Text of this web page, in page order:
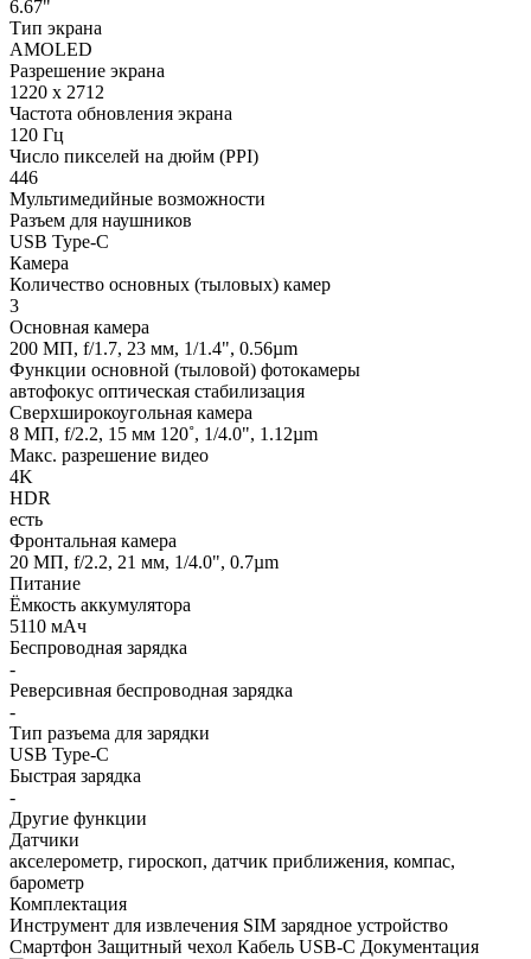
6.67"
Тип экрана
AMOLED
Разрешение экрана
1220 x 2712
Частота обновления экрана
120 Гц
Число пикселей на дюйм (PPI)
446
Мультимедийные возможности
Разъем для наушников
USB Type-C
Камера
Количество основных (тыловых) камер
3
Основная камера
200 МП, f/1.7, 23 мм, 1/1.4", 0.56µm
Функции основной (тыловой) фотокамеры
автофокус оптическая стабилизация
Сверхширокоугольная камера
8 МП, f/2.2, 15 мм 120˚, 1/4.0", 1.12µm
Макс. разрешение видео
4K
HDR
есть
Фронтальная камера
20 МП, f/2.2, 21 мм, 1/4.0", 0.7µm
Питание
Ёмкость аккумулятора
5110 мАч
Беспроводная зарядка
-
Реверсивная беспроводная зарядка
-
Тип разъема для зарядки
USB Type-C
Быстрая зарядка
-
Другие функции
Датчики
акселерометр, гироскоп, датчик приближения, компас,
барометр
Комплектация
Инструмент для извлечения SIM зарядное устройство
Смартфон Защитный чехол Кабель USB-C Документация